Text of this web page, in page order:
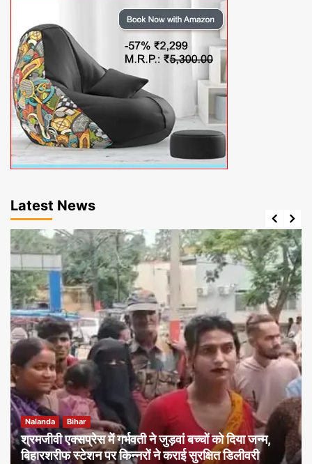
Latest News
Nalanda Bihar
श्रमजीवी एक्सप्रेस में गर्भवती ने जुड़वां बच्चों को दिया जन्म,
बिहारशरीफ स्टेशन पर किन्नरों ने कराई सुरक्षित डिलीवरी